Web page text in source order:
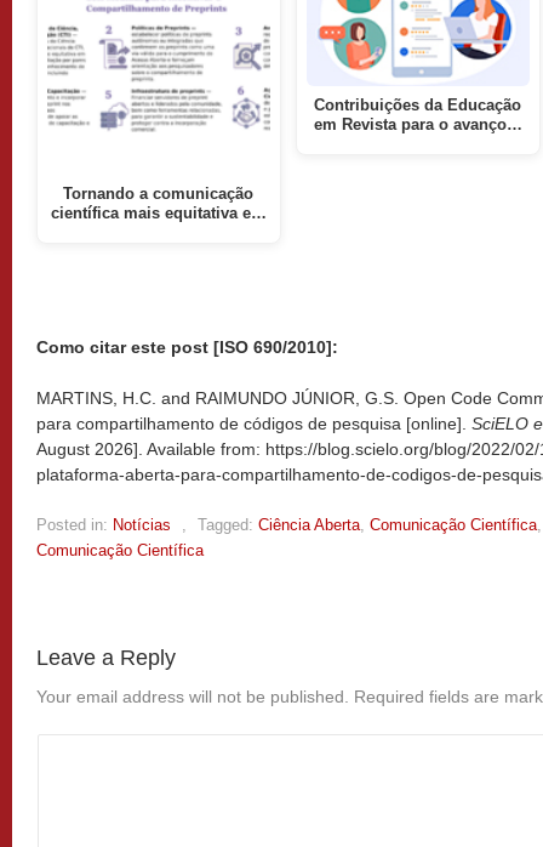
Tornando a comunicação
científica mais equitativa e…
Contribuições da Educação
em Revista para o avanço…
Como citar este post [ISO 690/2010]:
MARTINS, H.C. and RAIMUNDO JÚNIOR, G.S. Open Code
para compartilhamento de códigos de pesquisa [online]. SciELO
August 2026]. Available from: https://blog.scielo.org/blog/2022/
plataforma-aberta-para-compartilhamento-de-codigos-de-
Posted in: Notícias Tagged: Ciência Aberta Comunicação Científica
Comunicação Científica
Leave a Reply
Your email address will not be published. Required fields are